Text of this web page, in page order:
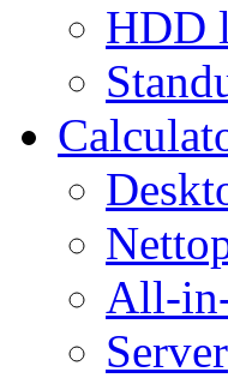
HDD
All-
Server